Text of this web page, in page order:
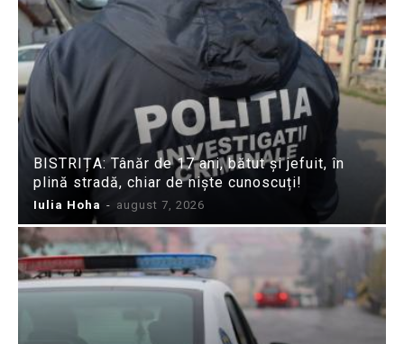
BISTRIȚA: Tânăr de 17 ani, bătut și jefuit, în
plină stradă, chiar de niște cunoscuți!
Iulia Hoha - august 7, 2026